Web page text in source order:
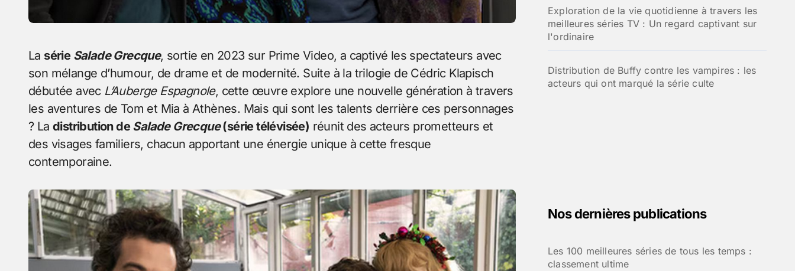
La série Salade Grecque, sortie en 2023 sur Prime Video, a captivé les spectateurs avec
son mélange d’humour, de drame et de modernité. Suite à la trilogie de Cédric Klapisch
débutée avec L’Auberge Espagnole, cette œuvre explore une nouvelle génération à travers
les aventures de Tom et Mia à Athènes. Mais qui sont les talents derrière ces personnages
? La distribution deSalade Grecque(série télévisée) réunit des acteurs prometteurs et
des visages familiers, chacun apportant une énergie unique à cette fresque
contemporaine.
Exploration de la vie quotidienne à travers les
meilleures séries TV : Un regard captivant sur
l'ordinaire
Distribution de Buffy contre les vampires : les
acteurs qui ont marqué la série culte
Nos dernières publications
Les 100 meilleures séries de tous les temps :
classement ultime